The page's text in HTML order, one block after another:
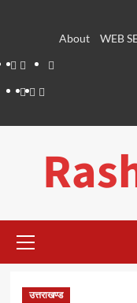
About
WEB
About
WEB
SERIES
Dehradun
LifePlaces
सम्पर्क
Menu
उत्तराखण्ड